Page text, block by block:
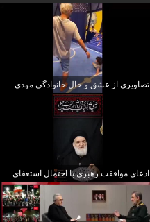
تصاویری از عشق و حال خانوادگی مهدی
ادعای موافقت رهبری با احتمال استعفای
مجدد پزشکیان!